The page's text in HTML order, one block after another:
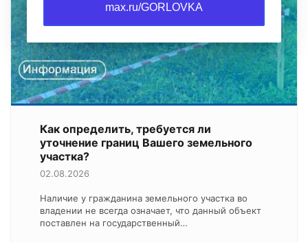
Как определить, требуется ли
уточнение границ Вашего земельного
участка?
02.08.2026
Наличие у гражданина земельного участка во
владении не всегда означает, что данный объект
поставлен на государственный…
max.ru/GORLOVKA